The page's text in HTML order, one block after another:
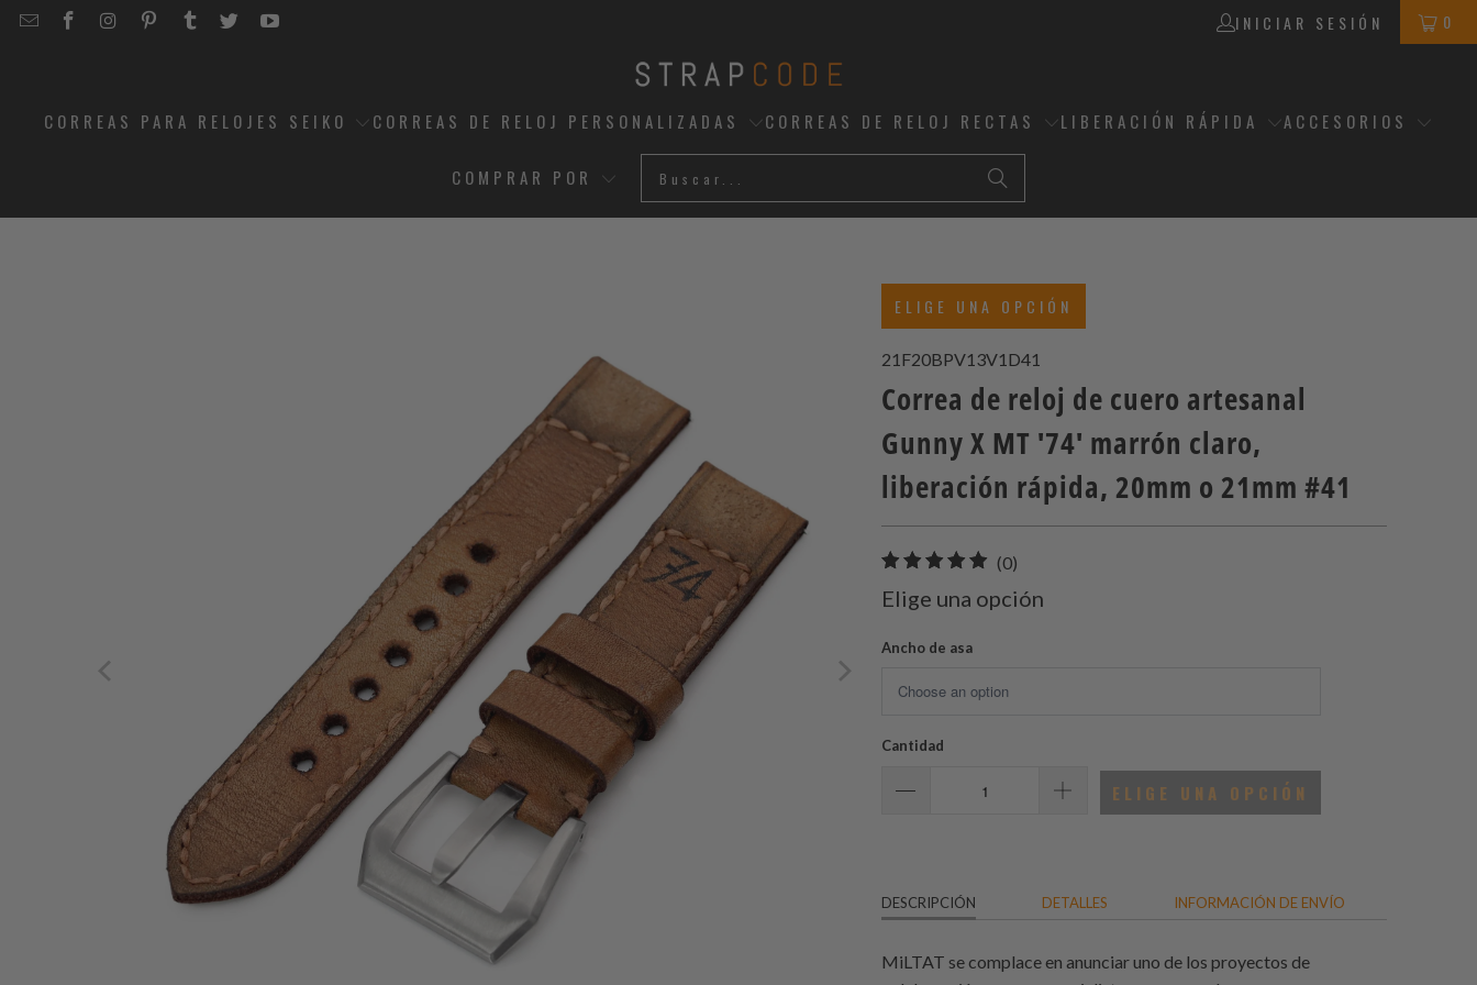
EMAILSTRAPCODE
STRAPCODE
STRAPCODE
STRAPCODE
STRAPCODE
STRAPCODE
INICIAR SESIÓN 0
CORREAS PARA RELOJES SEIKO CORREAS DE RELOJ PERSONALIZADAS CORREAS DE RELOJ RECTAS LIBERACIÓN RÁPIDA ACCESORIOS
COMPRAR POR
ELIGE UNA OPCIÓN
21F20BPV13V1D41
Correa de reloj de cuero artesanal
Gunny X MT '74' marrón claro,
liberación rápida, 20mm o 21mm #41
(0)
total
Elige una opción
Ancho de asa
Cantidad
ELIGE UNA OPCIÓN
DESCRIPCIÓN DETALLES INFORMACIÓN DE ENVÍO
MiLTAT se complace en anunciar uno de los proyectos de